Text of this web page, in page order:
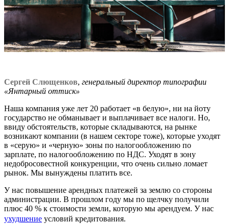
Сергей Слющенков, генеральный директор типографии
«Янтарный оттиск»
Наша компания уже лет 20 работает «в белую», ни на йоту
государство не обманывает и выплачивает все налоги. Но,
ввиду обстоятельств, которые складываются, на рынке
возникают компании (в нашем секторе тоже), которые уходят
в «серую» и «черную» зоны по налогообложению по
зарплате, по налогообложению по НДС. Уходят в зону
недобросовестной конкуренции, что очень сильно ломает
рынок. Мы вынуждены платить все.
У нас повышение арендных платежей за землю со стороны
администрации. В прошлом году мы по щелчку получили
плюс 40 % к стоимости земли, которую мы арендуем. У нас
ухудшение условий кредитования.